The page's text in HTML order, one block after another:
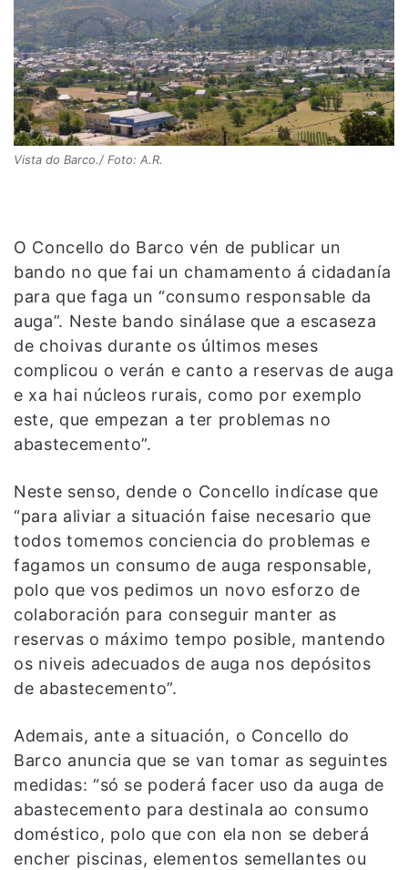
Vista do Barco./ Foto: A.R.
O Concello do Barco vén de publicar un
bando no que fai un chamamento á cidadanía
para que faga un “consumo responsable da
auga”. Neste bando sinálase que a escaseza
de choivas durante os últimos meses
complicou o verán e canto a reservas de auga
e xa hai núcleos rurais, como por exemplo
este, que empezan a ter problemas no
abastecemento”.
Neste senso, dende o Concello indícase que
“para aliviar a situación faise necesario que
todos tomemos conciencia do problemas e
fagamos un consumo de auga responsable,
polo que vos pedimos un novo esforzo de
colaboración para conseguir manter as
reservas o máximo tempo posible, mantendo
os niveis adecuados de auga nos depósitos
de abastecemento”.
Ademais, ante a situación, o Concello do
Barco anuncia que se van tomar as seguintes
medidas: “só se poderá facer uso da auga de
abastecemento para destinala ao consumo
doméstico, polo que con ela non se deberá
encher piscinas, elementos semellantes ou